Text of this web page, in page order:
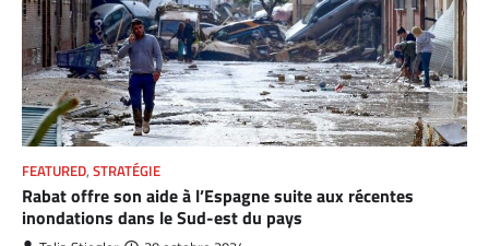
FEATURED, STRATÉGIE
Rabat offre son aide à l’Espagne suite aux récentes
inondations dans le Sud-est du pays